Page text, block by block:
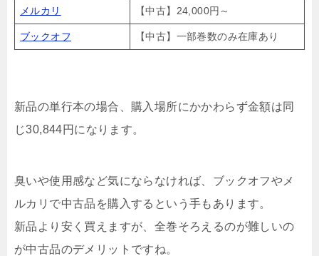
メルカリ 【中古】24,000円～
ブックオフ 【中古】一部巻数のみ在庫あり
新品の単行本の場合、購入場所にかかわらず金額は同
じ30,844円になります。
臭いや使用感など気にならなければ、ブックオフやメ
ルカリで中古品を購入するという手もあります。
新品より安く買えますが、全巻そろえるのが難しいの
が中古品のデメリットですね。